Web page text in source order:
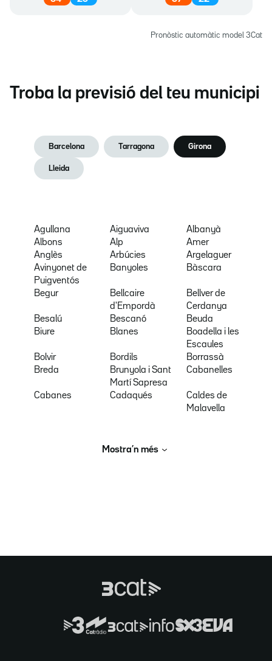
Pronòstic automàtic model 3Cat
Troba la previsió del teu municipi
Barcelona Tarragona Girona
Lleida
Agullana Aiguaviva
Albanyà
Albons
Alp
Amer
Anglès
Arbúcies
Argelaguer
Avinyonet de
Puigventós
Banyoles Bàscara
Begur
Bellcaire
d'Empordà
Bellver de
Cerdanya
Besalú
Bescanó
Beuda
Biure
Blanes
Boadella i les
Escaules
Bolvir
Bordils
Borrassà
Breda
Brunyola i Sant
Martí Sapresa
Cabanelles
Cabanes Cadaqués
Caldes de
Malavella
Mostra’n més